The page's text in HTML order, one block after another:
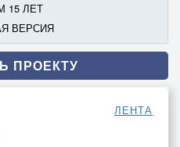
15 ЛЕТ
ВЕРСИЯ
ПРОЕКТУ
ЛЕНТА